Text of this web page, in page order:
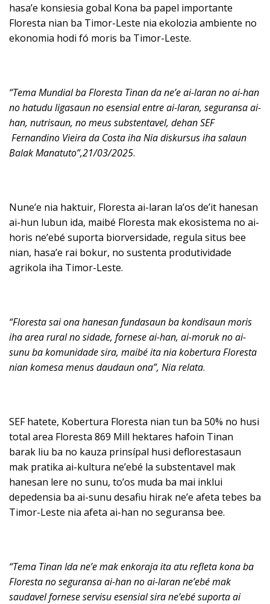
hasa’e konsiesia gobal Kona ba papel importante
Floresta nian ba Timor-Leste nia ekolozia ambiente no
ekonomia hodi fó moris ba Timor-Leste.
“Tema Mundial ba Floresta Tinan da ne’e ai-laran no ai-han
no hatudu ligasaun no esensial entre ai-laran, seguransa ai-
han, nutrisaun, no meus substentavel, dehan SEF
Fernandino Vieira da Costa iha Nia diskursus iha salaun
Balak Manatuto”,21/03/2025.
Nune’e nia haktuir, Floresta ai-laran la’os de’it hanesan
ai-hun lubun ida, maibé Floresta mak ekosistema no ai-
horis ne’ebé suporta biorversidade, regula situs bee
nian, hasa’e rai bokur, no sustenta produtividade
agrikola iha Timor-Leste.
“Floresta sai ona hanesan fundasaun ba kondisaun moris
iha area rural no sidade, fornese ai-han, ai-moruk no ai-
sunu ba komunidade sira, maibé ita nia kobertura Floresta
nian komesa menus daudaun ona”, Nia relata.
SEF hatete, Kobertura Floresta nian tun ba 50% no husi
total area Floresta 869 Mill hektares hafoin Tinan
barak liu ba no kauza prinsípal husi deflorestasaun
mak pratika ai-kultura ne’ebé la substentavel mak
hanesan lere no sunu, to’os muda ba mai inklui
depedensia ba ai-sunu desafiu hirak ne’e afeta tebes ba
Timor-Leste nia afeta ai-han no seguransa bee.
“Tema Tinan Ida ne’e mak enkoraja ita atu refleta kona ba
Floresta no seguransa ai-han no ai-laran ne’ebé mak
saudavel fornese servisu esensial sira ne’ebé suporta ai